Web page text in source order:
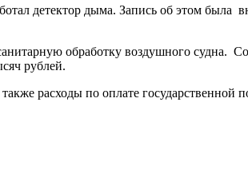
детектор дыма. Запись об этом была
обработку воздушного судна.
рублей.
расходы по оплате государственной